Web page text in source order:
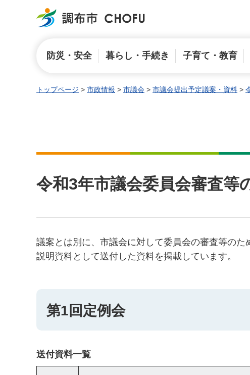
調布市
防災・安全 暮らし・手続き 子育て・教育
トップページ > 市政情報 > 市議会 > 市議会提出予定議案・資料 >
令和3年市議会委員会審査等
議案とは別に、市議会に対して委員会の審査等の
説明資料として送付した資料を掲載しています。
第1回定例会
送付資料一覧